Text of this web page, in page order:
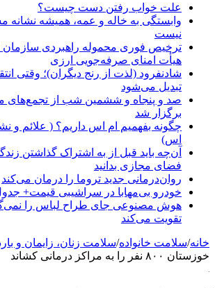
علت خواب رفتن دست چیست؟
وابستگی به خاله و عمه، همیشه نشانه
نیست
ترخیص فوری محموله راهبردی سازمان
هیأت امنای صرفه‌جویی ارزی
شادنفرود (لذت از رنج دیگران)؛ وقتی
تبدیل می‌شود
صد و پنجاه‌ و ششمین شب از تجمع‌های
برگزار شد
چگونه بفهمیم ام اس داریم؟ ( علائم و
اس)
آن‌چه باید قبل از به اشتراک گذاشتن
فضای مجازی بدانید
روان‌درمانی جدید تروما را درمان می‌کند
خودرو بی‌مهابا در سراشیبی قیمت+
هوش مصنوعی جای طراح لباس را
تقویت می‌کند
خانه/سلامت خانواده/سلامت زنان، زایمان و
خوزستان ۸۰۰ نفر را به مراکز درمانی کشاند